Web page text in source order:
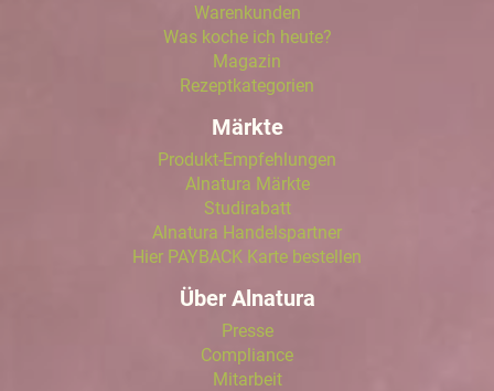
Warenkunden
Was koche ich heute?
Magazin
Rezeptkategorien
Märkte
Produkt-Empfehlungen
Alnatura Märkte
Studirabatt
Alnatura Handelspartner
Hier PAYBACK Karte bestellen
Über Alnatura
Presse
Compliance
Mitarbeit